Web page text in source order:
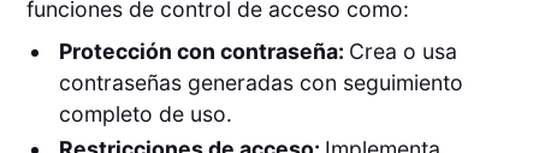
funciones de control de acceso como:
Protección con contraseña: Crea o usa
contraseñas generadas con seguimiento
completo de uso.